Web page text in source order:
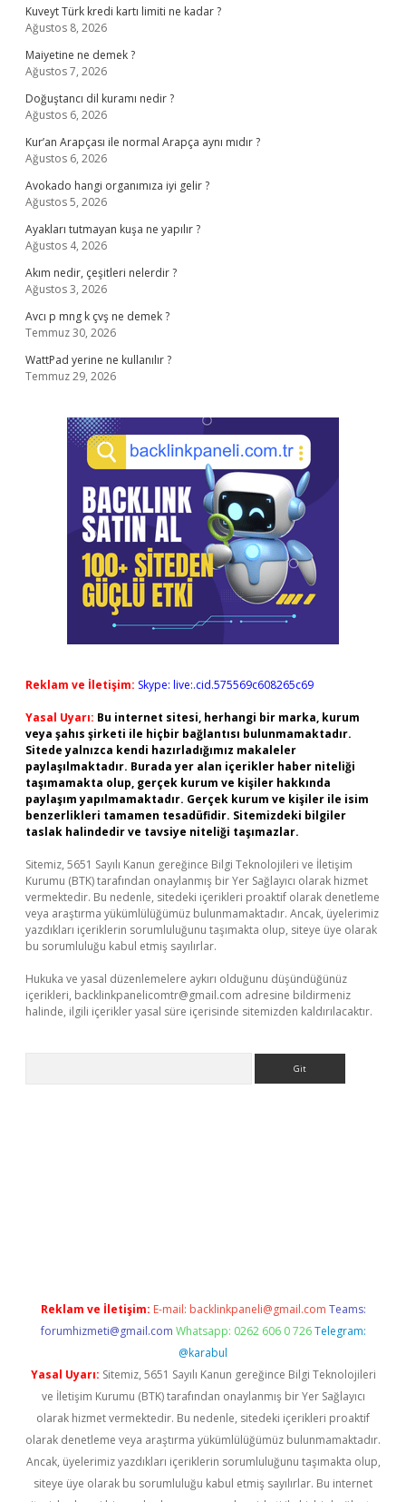
Kuveyt Türk kredi kartı limiti ne kadar ?
Ağustos 8, 2026
Maiyetine ne demek ?
Ağustos 7, 2026
Doğuştancı dil kuramı nedir ?
Ağustos 6, 2026
Kur’an Arapçası ile normal Arapça aynı mıdır ?
Ağustos 6, 2026
Avokado hangi organımıza iyi gelir ?
Ağustos 5, 2026
Ayakları tutmayan kuşa ne yapılır ?
Ağustos 4, 2026
Akım nedir, çeşitleri nelerdir ?
Ağustos 3, 2026
Avcı p mng k çvş ne demek ?
Temmuz 30, 2026
WattPad yerine ne kullanılır ?
Temmuz 29, 2026
Reklam ve İletişim: Skype: live:.cid.575569c608265c69
Yasal Uyarı: Bu internet sitesi, herhangi bir marka, kurum
veya şahıs şirketi ile hiçbir bağlantısı bulunmamaktadır.
Sitede yalnızca kendi hazırladığımız makaleler
paylaşılmaktadır. Burada yer alan içerikler haber niteliği
taşımamakta olup, gerçek kurum ve kişiler hakkında
paylaşım yapılmamaktadır. Gerçek kurum ve kişiler ile isim
benzerlikleri tamamen tesadüfidir. Sitemizdeki bilgiler
taslak halindedir ve tavsiye niteliği taşımazlar.
Sitemiz, 5651 Sayılı Kanun gereğince Bilgi Teknolojileri ve İletişim
Kurumu (BTK) tarafından onaylanmış bir Yer Sağlayıcı olarak hizmet
vermektedir. Bu nedenle, sitedeki içerikleri proaktif olarak denetleme
veya araştırma yükümlülüğümüz bulunmamaktadır. Ancak, üyelerimiz
yazdıkları içeriklerin sorumluluğunu taşımakta olup, siteye üye olarak
bu sorumluluğu kabul etmiş sayılırlar.
Hukuka ve yasal düzenlemelere aykırı olduğunu düşündüğünüz
içerikleri, backlinkpanelicomtr@gmail.com adresine bildirmeniz
halinde, ilgili içerikler yasal süre içerisinde sitemizden kaldırılacaktır.
Reklam ve İletişim: E-mail: backlinkpaneli@gmail.com Teams:
forumhizmeti@gmail.com Whatsapp: 0262 606 0 726 Telegram:
@karabul
Yasal Uyarı: Sitemiz, 5651 Sayılı Kanun gereğince Bilgi Teknolojileri
ve İletişim Kurumu (BTK) tarafından onaylanmış bir Yer Sağlayıcı
olarak hizmet vermektedir. Bu nedenle, sitedeki içerikleri proaktif
olarak denetleme veya araştırma yükümlülüğümüz bulunmamaktadır.
Ancak, üyelerimiz yazdıkları içeriklerin sorumluluğunu taşımakta olup,
siteye üye olarak bu sorumluluğu kabul etmiş sayılırlar. Bu internet